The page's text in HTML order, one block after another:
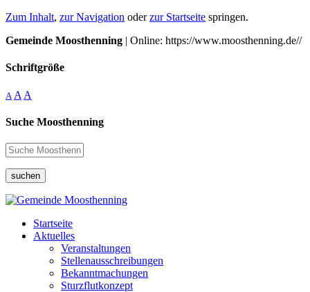
Zum Inhalt, zur Navigation oderzur Startseite springen.
Gemeinde Moosthenning | Online: https://www.moosthenning.de//
Schriftgröße
A A A
Suche Moosthenning
suchen
Startseite
Aktuelles
Veranstaltungen
Stellenausschreibungen
Bekanntmachungen
Sturzflutkonzept